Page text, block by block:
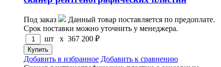
Под заказ
Данный товар поставляется по предоплате.
Срок поставки можно уточнить у менеджера.
шт x 367 200 ₽
Добавить в избранное Добавить к сравнению